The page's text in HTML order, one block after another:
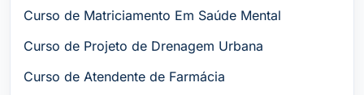
Curso de Matriciamento Em Saúde Mental
Curso de Projeto de Drenagem Urbana
Curso de Atendente de Farmácia